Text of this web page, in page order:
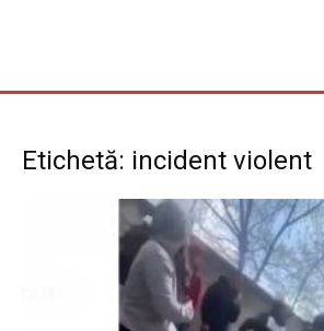
Etichetă: incident violent